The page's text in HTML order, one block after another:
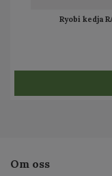
Ryobi kedja
Om oss